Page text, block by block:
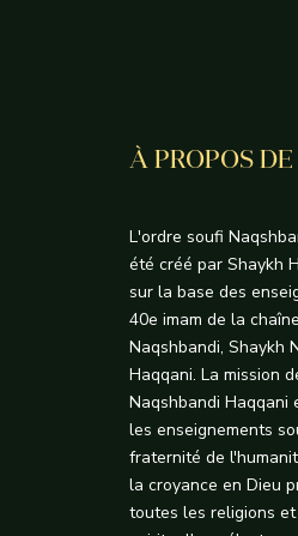
À PROPOS
L'ordre soufi
été créé par Shaykh
sur la base des
40e imam de la
Naqshbandi, Shaykh
Haqqani. La mission
Naqshbandi Haqqani
les enseignements
fraternité de
la croyance en Dieu
toutes les religions et